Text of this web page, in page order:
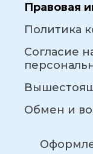
Правовая
Политика
Согласие
Обмен и